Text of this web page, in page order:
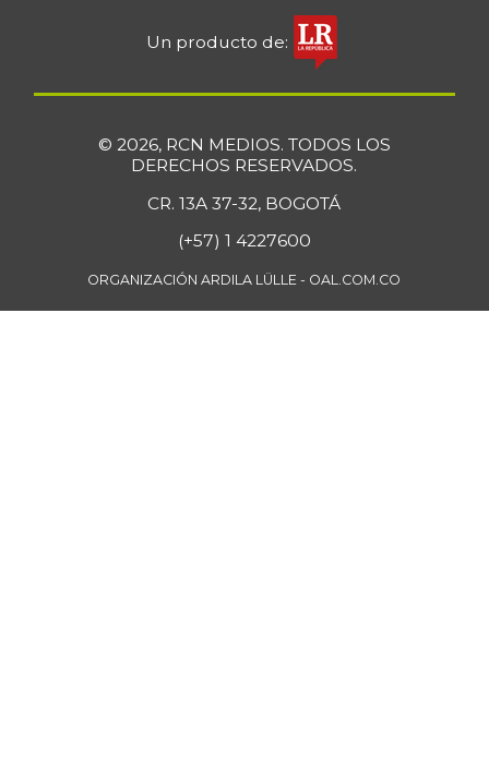
Un producto de:
© 2026, RCN MEDIOS. TODOS LOS
DERECHOS RESERVADOS.
CR. 13A 37-32, BOGOTÁ
(+57) 1 4227600
ORGANIZACIÓN ARDILA LÜLLE - OAL.COM.CO